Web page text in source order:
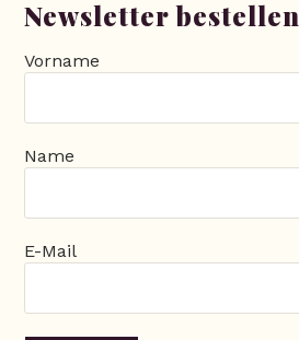
Newsletter bestellen
Vorname
Name
E-Mail